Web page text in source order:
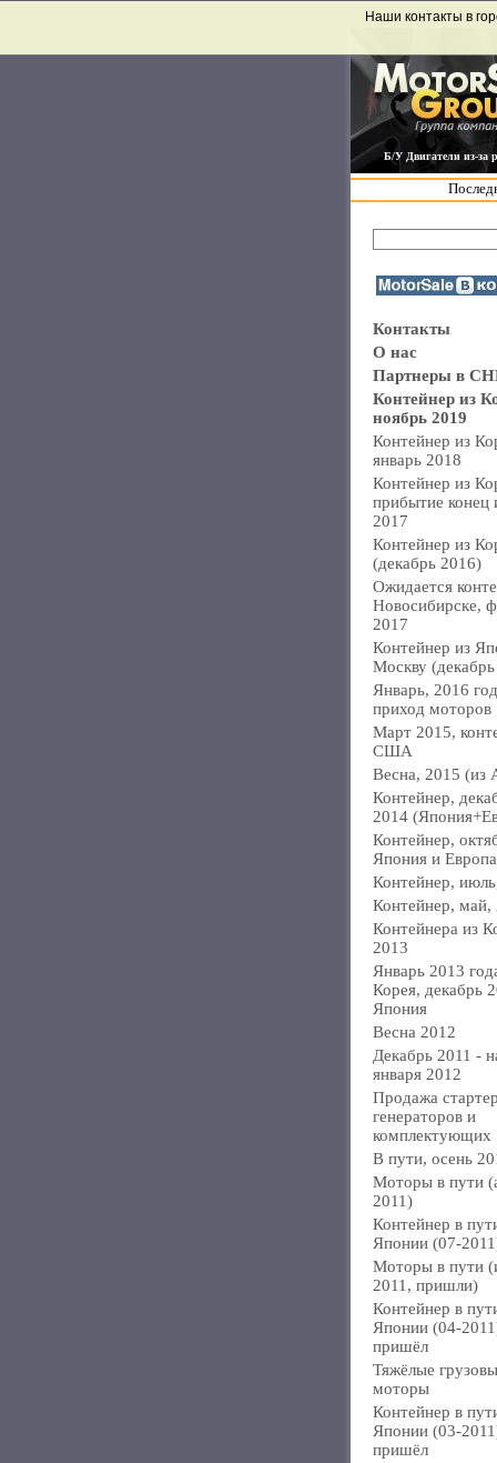
Б/У Двигатели из-за
Наши контакты в
Контакты
О нас
Партнеры в
Контейнер из
ноябрь 2019
Контейнер из
январь 2018
Контейнер из
прибытие конец
2017
Контейнер из
(декабрь 2016)
Ожидается
Новосибирске,
2017
Контейнер из
Москву
Январь, 2016
приход моторов
Март 2015,
США
Весна, 2015 (из
Контейнер,
2014
Контейнер,
Япония и
Контейнер,
Контейнер, май,
Контейнера из
2013
Январь 2013
Корея, декабрь
Япония
Весна 2012
Декабрь 2011 -
января 2012
Продажа
генераторов и
комплектующих
В пути, осень
Моторы в пути
2011)
Контейнер в
Японии (07-
Моторы в пути
2011, пришли)
Контейнер в
Японии (04-
пришёл
Тяжёлые
моторы
Контейнер в
Японии (03-
пришёл